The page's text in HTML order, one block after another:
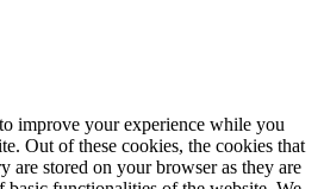
improve your experience while you
Out of these cookies, the cookies that
are stored on your browser as they are